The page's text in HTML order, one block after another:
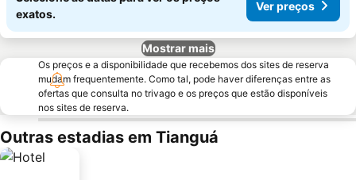
exatos.
Ver preços
Mostrar mais
Os preços e a disponibilidade que recebemos dos sites de reserva
mudam frequentemente. Como tal, pode haver diferenças entre as
ofertas que consulta no trivago e os preços que estão disponíveis
nos sites de reserva.
Outras estadias em Tianguá